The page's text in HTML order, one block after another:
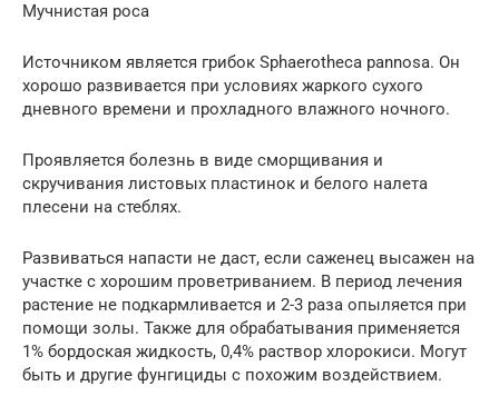
Мучнистая роса
Источником является грибок Sphaerotheca pannosa. Он
хорошо развивается при условиях жаркого сухого
дневного времени и прохладного влажного ночного.
Проявляется болезнь в виде сморщивания и
скручивания листовых пластинок и белого налета
плесени на стеблях.
Развиваться напасти не даст, если саженец высажен на
участке с хорошим проветриванием. В период лечения
растение не подкармливается и 2-3 раза опыляется при
помощи золы. Также для обрабатывания применяется
1% бордоская жидкость, 0,4% раствор хлорокиси. Могут
быть и другие фунгициды с похожим воздействием.